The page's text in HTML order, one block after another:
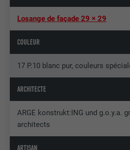
Losange de façade 29 × 29
COULEUR
17 P.10 blanc pur, couleurs
ARCHITECTE
ARGE konstrukt:ING und g.o.y.a.
architects
ARTISAN